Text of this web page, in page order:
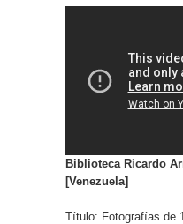
Biblioteca Ricardo
[Venezuela]
Título: Fotografías de